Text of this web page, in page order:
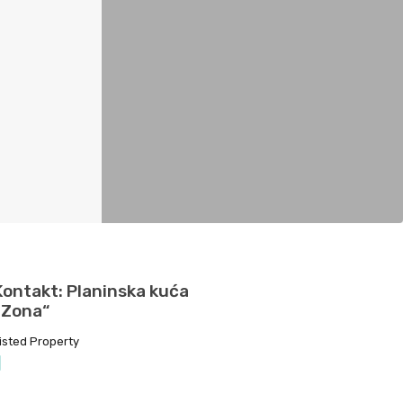
Planinska kuća
Property